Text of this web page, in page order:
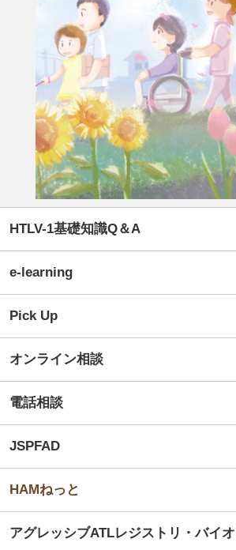
HTLV-1基礎知識Q＆A
e-learning
Pick Up
オンライン相談
電話相談
JSPFAD
HAMねっと
アグレッシブATLレジストリ・バイ